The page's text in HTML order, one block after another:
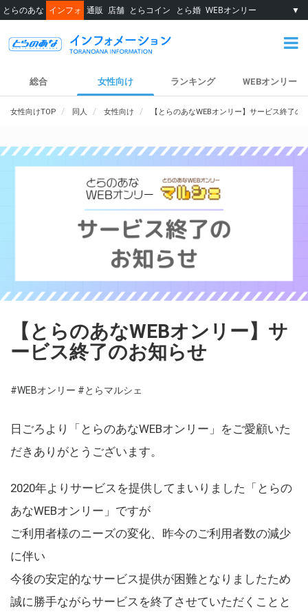
とらのあな インフォ 通販 店舗 とらコイン とら婚 WEBオンリー ▼
総合 女性向け ランキング WEBオンリー
女性向けTOP 同人 女性向け 【とらのあなWEBオンリー】サービス終了の
【とらのあなWEBオンリー】サ
ービス終了のお知らせ
#WEBオンリー #とらマルシェ
日ごろより「とらのあなWEBオンリー」をご愛顧いた
だきありがとうございます。
2020年よりサービスを提供してまいりました「とらの
あなWEBオンリー」ですが
ご利用者様のニーズの変化、昨今のご利用者数の減少
に伴い
今後の安定的なサービス提供が困難となりましたため
誠に勝手ながらサービスを終了させていただくことと